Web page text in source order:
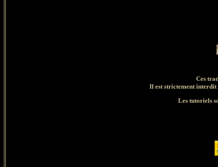
Ces
Il est strictement interdit
Les tutoriels